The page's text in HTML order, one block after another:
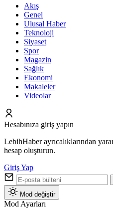
Akış
Genel
Ulusal Haber
Teknoloji
Siyaset
Spor
Magazin
Sağlık
Ekonomi
Makaleler
Videolar
Hesabınıza giriş yapın
LebihHaber ayrıcalıklarından
hesap oluşturun.
Giriş Yap
Mod değiştir
Mod Ayarları